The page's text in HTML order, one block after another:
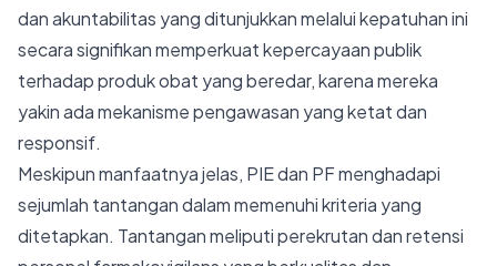
dan akuntabilitas yang ditunjukkan melalui kepatuhan ini
secara signifikan memperkuat kepercayaan publik
terhadap produk obat yang beredar, karena mereka
yakin ada mekanisme pengawasan yang ketat dan
responsif.
Meskipun manfaatnya jelas, PIE dan PF menghadapi
sejumlah tantangan dalam memenuhi kriteria yang
ditetapkan. Tantangan meliputi perekrutan dan retensi